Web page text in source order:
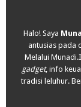
Halo! Saya
antusias pada
Melalui
gadget, info
tradisi leluhur.